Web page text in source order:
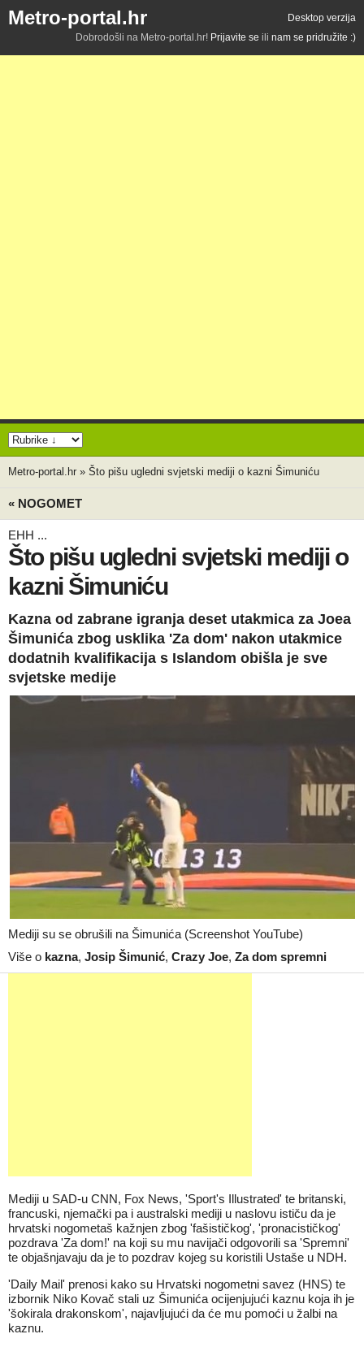
Metro-portal.hr
Desktop verzija
Dobrodošli na Metro-portal.hr! Prijavite se ili nam se pridružite :)
Metro-portal.hr » Što pišu ugledni svjetski mediji o kazni Šimuniću
« NOGOMET
EHH ...
Što pišu ugledni svjetski mediji o
kazni Šimuniću
Kazna od zabrane igranja deset utakmica za Joea
Šimunića zbog usklika 'Za dom' nakon utakmice
dodatnih kvalifikacija s Islandom obišla je sve
svjetske medije
Mediji su se obrušili na Šimunića (Screenshot YouTube)
Više o kazna, Josip Šimunić, Crazy Joe, Za dom spremni
Mediji u SAD-u CNN, Fox News, 'Sport's Illustrated' te britanski,
francuski, njemački pa i australski mediji u naslovu ističu da je
hrvatski nogometaš kažnjen zbog 'fašističkog', 'pronacističkog'
pozdrava 'Za dom!' na koji su mu navijači odgovorili sa 'Spremni'
te objašnjavaju da je to pozdrav kojeg su koristili Ustaše u NDH.
'Daily Mail' prenosi kako su Hrvatski nogometni savez (HNS) te
izbornik Niko Kovač stali uz Šimunića ocijenjujući kaznu koja ih je
'šokirala drakonskom', najavljujući da će mu pomoći u žalbi na
kaznu.